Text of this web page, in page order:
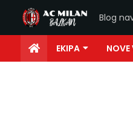
Blog
EKIPA NOVE